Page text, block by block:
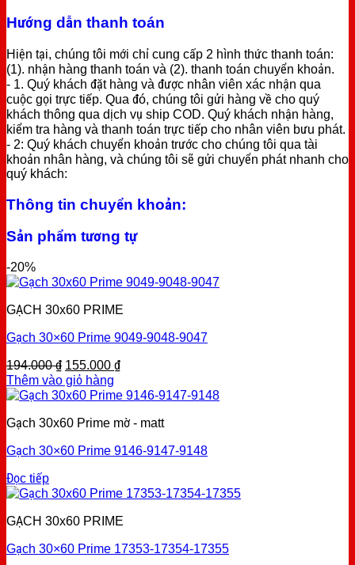
Hướng dẫn thanh toán
Hiện tại, chúng tôi mới chỉ cung cấp 2 hình thức thanh toán:
(1). nhận hàng thanh toán và (2). thanh toán chuyển khoản.
- 1. Quý khách đặt hàng và được nhân viên xác nhận qua
cuộc gọi trực tiếp. Qua đó, chúng tôi gửi hàng về cho quý
khách thông qua dịch vụ ship COD. Quý khách nhận hàng,
kiểm tra hàng và thanh toán trực tiếp cho nhân viên bưu phát.
- 2: Quý khách chuyển khoản trước cho chúng tôi qua tài
khoản nhân hàng, và chúng tôi sẽ gửi chuyển phát nhanh cho
quý khách:
Thông tin chuyển khoản:
Sản phẩm tương tự
-20%
GẠCH 30x60 PRIME
Gạch 30×60 Prime 9049-9048-9047
194.000₫ Original
price
was:
155.000 ₫Current
is:
Thêm vào giỏ hàng
Gạch 30x60 Prime mờ - matt
Gạch 30×60 Prime 9146-9147-9148
Đọc tiếp
GẠCH 30x60 PRIME
Gạch 30×60 Prime 17353-17354-17355